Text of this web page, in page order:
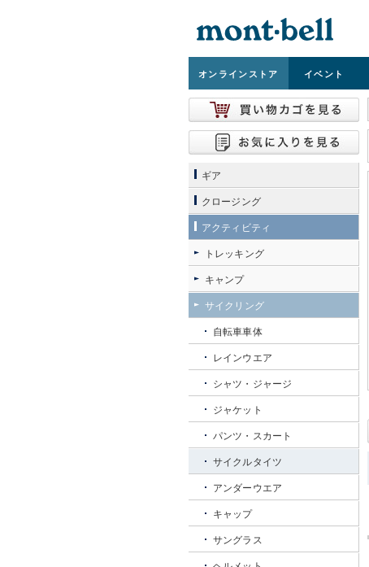
オンラインストア イベント
ギア
クロージング
アクティビティ
トレッキング
キャンプ
サイクリング
自転車車体
レインウエア
シャツ・ジャージ
ジャケット
パンツ・スカート
サイクルタイツ
アンダーウエア
キャップ
サングラス